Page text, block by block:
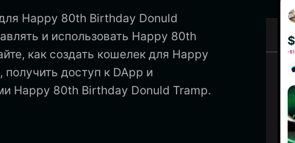
Happy 80th Birthday Donuld
и использовать Happy 80th
как создать кошелек для Happy
доступ к DApp и
Happy 80th Birthday Donuld Tramp.